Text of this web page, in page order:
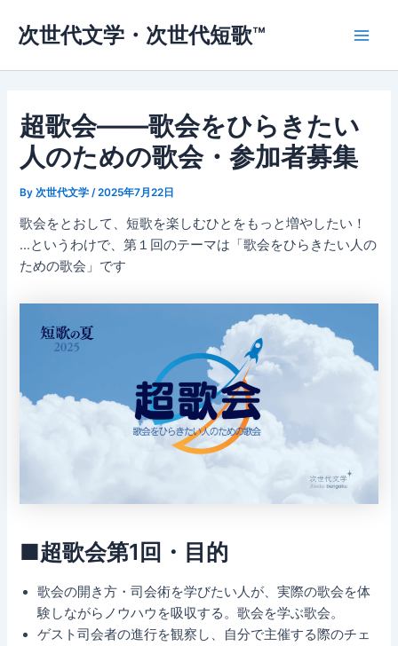
ス
次世代文学・次世代短歌™
超歌会——歌会をひらきたい
人のための歌会・参加者募集
By次世代文学 /2025年7月22日
歌会をとおして、短歌を楽しむひとをもっと増やしたい！
…というわけで、第１回のテーマは「歌会をひらきたい人の
ための歌会」です
■超歌会第1回・目的
歌会の開き方・司会術を学びたい人が、実際の歌会を体
験しながらノウハウを吸収する。歌会を学ぶ歌会。
ゲスト司会者の進行を観察し、自分で主催する際のチェ